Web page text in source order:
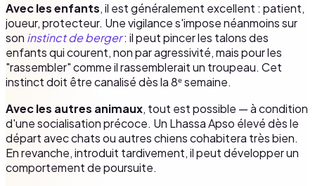
Avec les enfants, il est généralement excellent : patient,
joueur, protecteur. Une vigilance s'impose néanmoins sur
son instinct de berger: il peut pincer les talons des
enfants qui courent, non par agressivité, mais pour les
"rassembler" comme il rassemblerait un troupeau. Cet
instinct doit être canalisé dès la 8ᵉ semaine.
Avec les autres animaux, tout est possible — à condition
d'une socialisation précoce. Un Lhassa Apso élevé dès le
départ avec chats ou autres chiens cohabitera très bien.
En revanche, introduit tardivement, il peut développer un
comportement de poursuite.